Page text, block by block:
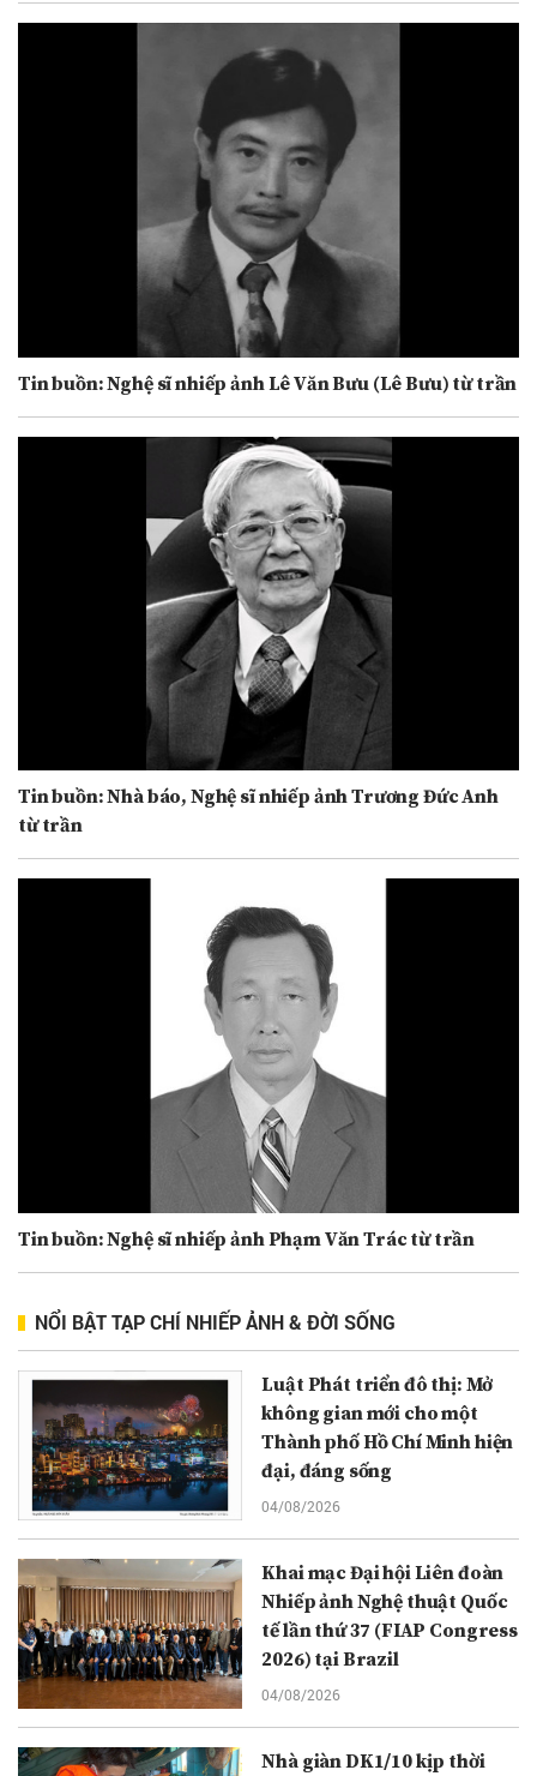
Tin buồn: Nghệ sĩ nhiếp ảnh Lê Văn Bưu (Lê Bưu) từ trần
Tin buồn: Nhà báo, Nghệ sĩ nhiếp ảnh Trương Đức Anh
từ trần
Tin buồn: Nghệ sĩ nhiếp ảnh Phạm Văn Trác từ trần
NỔI BẬT TẠP CHÍ NHIẾP ẢNH & ĐỜI SỐNG
Luật Phát triển đô thị: Mở
không gian mới cho một
Thành phố Hồ Chí Minh hiện
đại, đáng sống
04/08/2026
Khai mạc Đại hội Liên đoàn
Nhiếp ảnh Nghệ thuật Quốc
tế lần thứ 37 (FIAP Congress
2026) tại Brazil
04/08/2026
Nhà giàn DK1/10 kịp thời